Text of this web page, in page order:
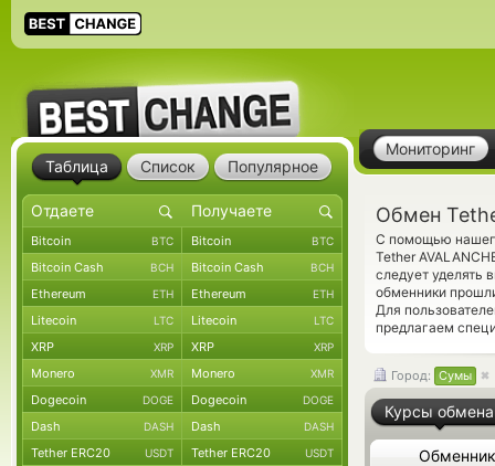
Мониторинг
Обмен
С помощью
Tether
следует уделять
обменники
Для
предлагаем
Город: Сумы
Курсы обмена
Обменник
Таблица Список Популярное
Bitcoin BTC Bitcoin BTC
Bitcoin Cash BCH Bitcoin Cash BCH
Ethereum ETH Ethereum ETH
Litecoin LTC Litecoin LTC
XRP XRP XRP XRP
Monero XMR Monero XMR
Dogecoin DOGE Dogecoin DOGE
Dash DASH Dash DASH
Tether ERC20 USDT Tether ERC20 USDT